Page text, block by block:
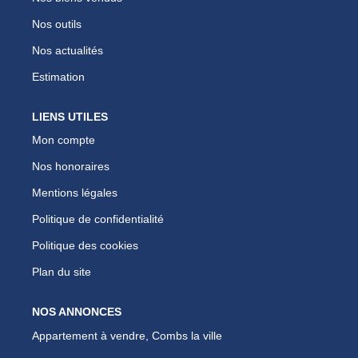
Nos outils
Nos actualités
Estimation
LIENS UTILES
Mon compte
Nos honoraires
Mentions légales
Politique de confidentialité
Politique des cookies
Plan du site
NOS ANNONCES
Appartement à vendre, Combs la ville